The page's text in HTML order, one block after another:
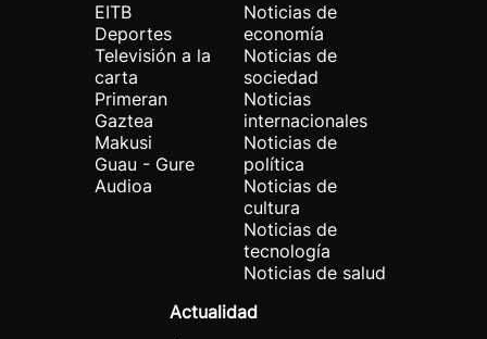
EITB
Deportes
Televisión a la
carta
Primeran
Gaztea
Makusi
Guau - Gure
Audioa
Noticias de
economía
Noticias de
sociedad
Noticias
internacionales
Noticias de
política
Noticias de
cultura
Noticias de
tecnología
Noticias de salud
Actualidad